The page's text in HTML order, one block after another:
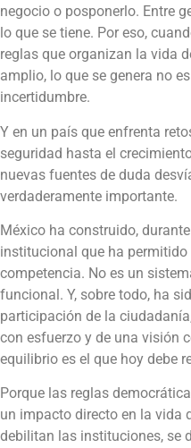
negocio o posponerlo. Entre
lo que se tiene. Por eso,
reglas que organizan la vida
amplio, lo que se genera no
incertidumbre.
Y en un país que enfrenta
seguridad hasta el
nuevas fuentes de duda
verdaderamente importante.
México ha construido,
institucional que ha
competencia. No es un
funcional. Y, sobre todo, ha
participación de la
con esfuerzo y de una visión
equilibrio es el que hoy debe
Porque las reglas
un impacto directo en la vida
debilitan las instituciones, se